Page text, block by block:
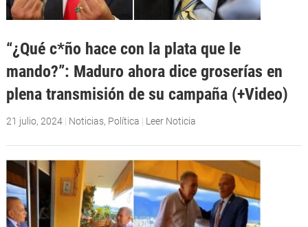
“¿Qué c*ño hace con la plata que le
mando?”: Maduro ahora dice groserías en
plena transmisión de su campaña (+Video)
21 julio, 2024| Noticias, Política | Leer Noticia